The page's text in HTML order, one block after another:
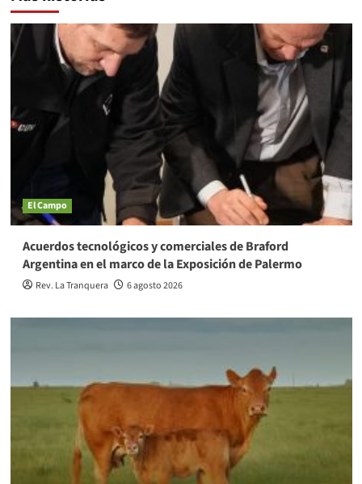
El Campo
Acuerdos tecnológicos y comerciales de Braford
Argentina en el marco de la Exposición de Palermo
Rev. La Tranquera 6 agosto 2026